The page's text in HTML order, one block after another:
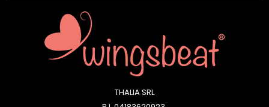
THALIA SRL